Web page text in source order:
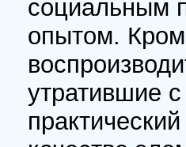
социальным
опытом.
утратившие